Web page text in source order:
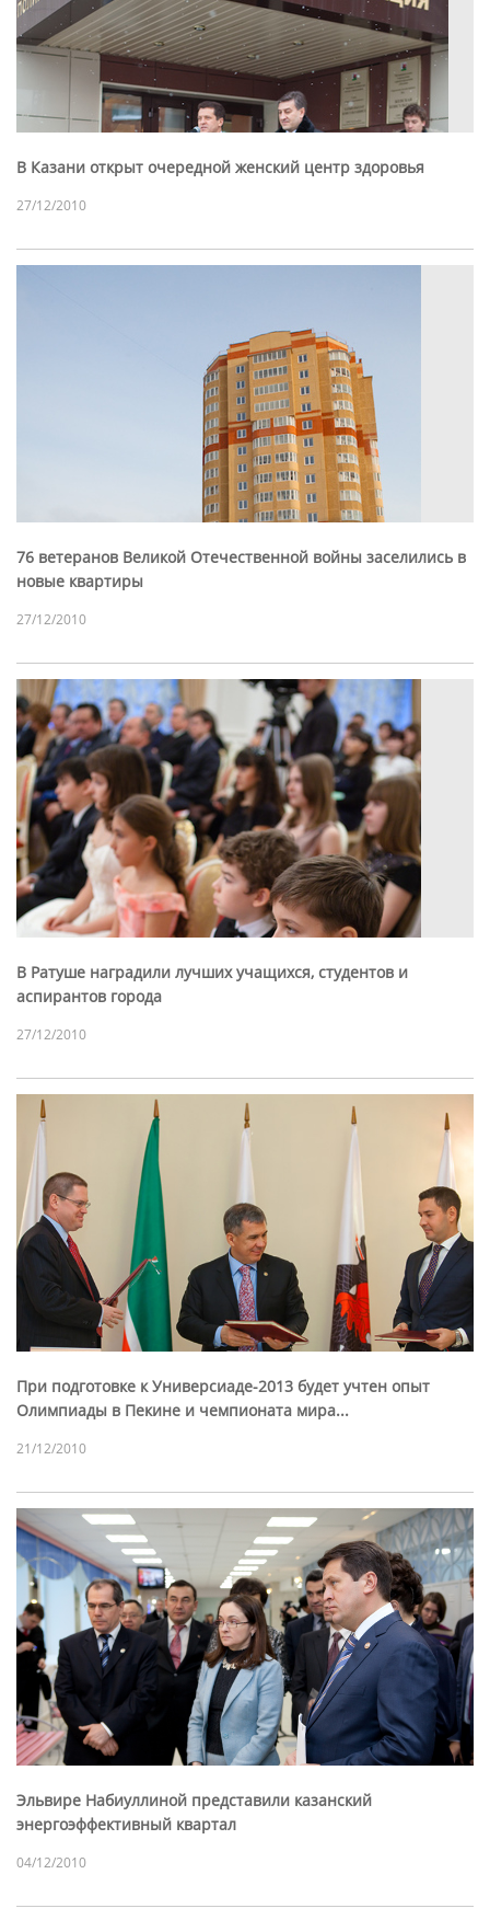
В Казани открыт очередной женский центр здоровья
27/12/2010
76 ветеранов Великой Отечественной войны заселились в
новые квартиры
27/12/2010
В Ратуше наградили лучших учащихся, студентов и
аспирантов города
27/12/2010
При подготовке к Универсиаде-2013 будет учтен опыт
Олимпиады в Пекине и чемпионата мира...
21/12/2010
Эльвире Набиуллиной представили казанский
энергоэффективный квартал
04/12/2010